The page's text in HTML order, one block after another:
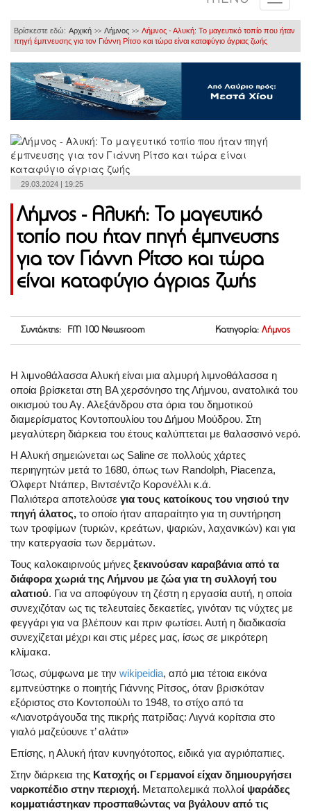
Βρίσκεστε εδώ: Αρχική >> Λήμνος >> Λήμνος - Αλυκή: Το μαγευτικό τοπίο που ήταν
πηγή έμπνευσης για τον Γιάννη Ρίτσο και τώρα είναι καταφύγιο άγριας ζωής
29.03.2024 | 19:25
Λήμνος - Αλυκή: Το μαγευτικό
τοπίο που ήταν πηγή έμπνευσης
για τον Γιάννη Ρίτσο και τώρα
είναι καταφύγιο άγριας ζωής
Συντάκτης: FM 100 Newsroom Κατηγορία: Λήμνος
Η λιμνοθάλασσα Αλυκή είναι μια αλμυρή λιμνοθάλασσα η
οποία βρίσκεται στη ΒΑ χερσόνησο της Λήμνου, ανατολικά του
οικισμού του Αγ. Αλεξάνδρου στα όρια του δημοτικού
διαμερίσματος Κοντοπουλίου του Δήμου Μούδρου. Στη
μεγαλύτερη διάρκεια του έτους καλύπτεται με θαλασσινό νερό.
Η Αλυκή σημειώνεται ως Saline σε πολλούς χάρτες
περιηγητών μετά το 1680, όπως των Randolph, Piacenza,
Όλφερτ Ντάπερ, Βιντσέντζο Κορονέλλι κ.ά.
Παλιότερα αποτελούσε για τους κατοίκους του νησιού την
πηγή άλατος, το οποίο ήταν απαραίτητο για τη συντήρηση
των τροφίμων (τυριών, κρεάτων, ψαριών, λαχανικών) και για
την κατεργασία των δερμάτων.
Τους καλοκαιρινούς μήνες ξεκινούσαν καραβάνια από τα
διάφορα χωριά της Λήμνου με ζώα για τη συλλογή του
αλατιού. Για να αποφύγουν τη ζέστη η εργασία αυτή, η οποία
συνεχιζόταν ως τις τελευταίες δεκαετίες, γινόταν τις νύχτες με
φεγγάρι για να βλέπουν και πριν φωτίσει. Αυτή η διαδικασία
συνεχίζεται μέχρι και στις μέρες μας, ίσως σε μικρότερη
κλίμακα.
Ίσως, σύμφωνα με την wikipeidia, από μια τέτοια εικόνα
εμπνεύστηκε ο ποιητής Γιάννης Ρίτσος, όταν βρισκόταν
εξόριστος στο Κοντοπούλι το 1948, το στίχο από τα
«Λιανοτράγουδα της πικρής πατρίδας: Λιγνά κορίτσια στο
γιαλό μαζεύουνε τ’ αλάτι»
Επίσης, η Αλυκή ήταν κυνηγότοπος, ειδικά για αγριόπαπιες.
Στην διάρκεια της Κατοχής οι Γερμανοί είχαν δημιουργήσει
ναρκοπέδιο στην περιοχή. Μεταπολεμικά πολλοί ψαράδες
κομματιάστηκαν προσπαθώντας να βγάλουν από τις